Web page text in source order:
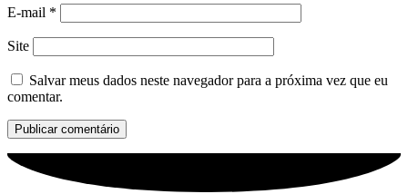
E-mail *
Site
Salvar meus dados neste navegador para a próxima vez que eu
comentar.